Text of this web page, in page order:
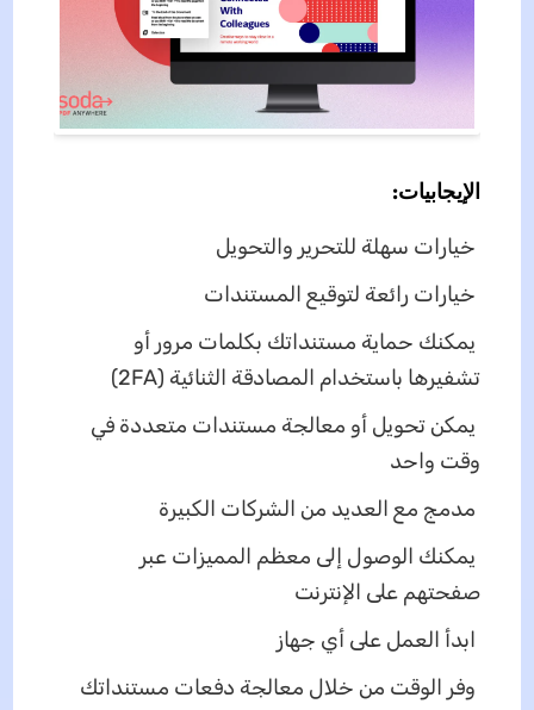
الإيجابيات:
خيارات سهلة للتحرير والتحويل
خيارات رائعة لتوقيع المستندات
يمكنك حماية مستنداتك بكلمات مرور أو
تشفيرها باستخدام المصادقة الثنائية (2FA)
يمكن تحويل أو معالجة مستندات متعددة في
وقت واحد
مدمج مع العديد من الشركات الكبيرة
يمكنك الوصول إلى معظم المميزات عبر
صفحتهم على الإنترنت
ابدأ العمل على أي جهاز
وفر الوقت من خلال معالجة دفعات مستنداتك